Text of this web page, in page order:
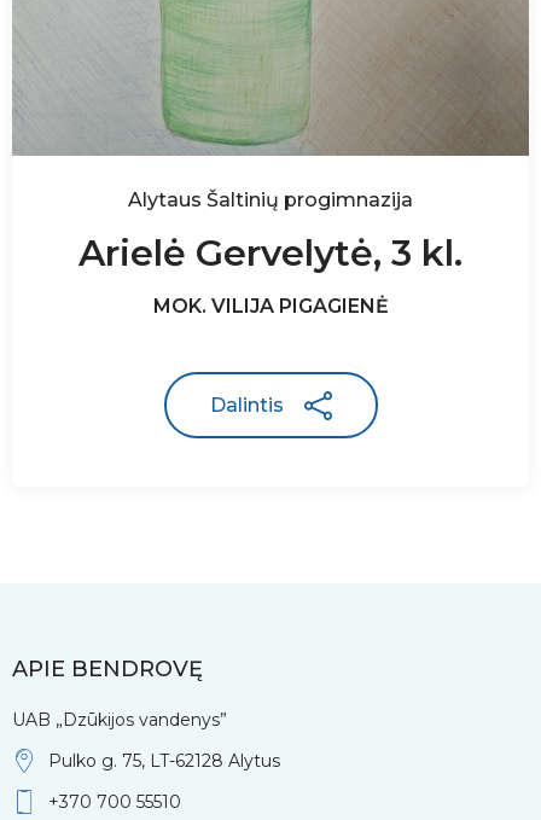
Alytaus Šaltinių progimnazija
Arielė Gervelytė, 3 kl.
MOK. VILIJA PIGAGIENĖ
Dalintis
APIE BENDROVĘ
UAB „Dzūkijos vandenys”
Pulko g. 75, LT-62128 Alytus
+370 700 55510